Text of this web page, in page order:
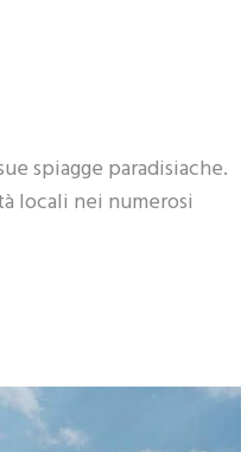
spiagge paradisiache.
locali nei numerosi